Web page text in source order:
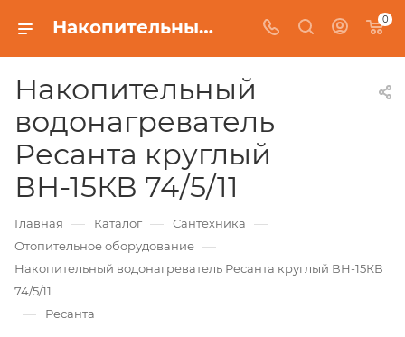
Накопительный водонагреватель Ресанта круглый ВН-15КВ 74/5/11 0
Накопительный
водонагреватель
Ресанта круглый
ВН-15КВ 74/5/11
Главная — Каталог — Сантехника —
Отопительное оборудование —
Накопительный водонагреватель Ресанта круглый ВН-15КВ
74/5/11
— Ресанта